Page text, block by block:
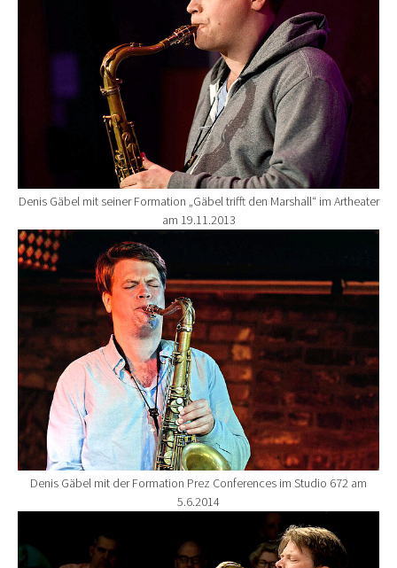
Denis Gäbel mit seiner Formation „Gäbel trifft den Marshall“ im Artheater
am 19.11.2013
Show larger version for:
Denis Gäbel mit der Formation Prez Conferences im Studio 672 am
5.6.2014